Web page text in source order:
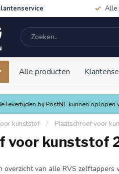
Alle
Alle producten
levertijden bij PostNL kunnen
kunststof / Plaatschroef voor
voor kunststof
overzicht van alle RVS